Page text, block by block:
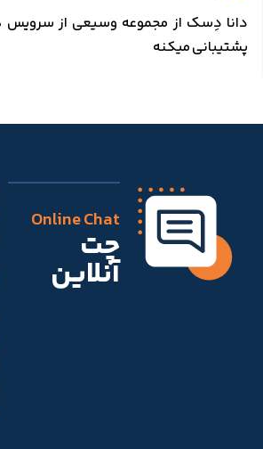
دانا دِسک از مجموعه وسیعی از سرویس
پشتیبانی میکنه
Online Chat
چت
آنلاین